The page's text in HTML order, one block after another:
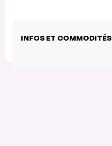
INFOS ET COMMODITÉS